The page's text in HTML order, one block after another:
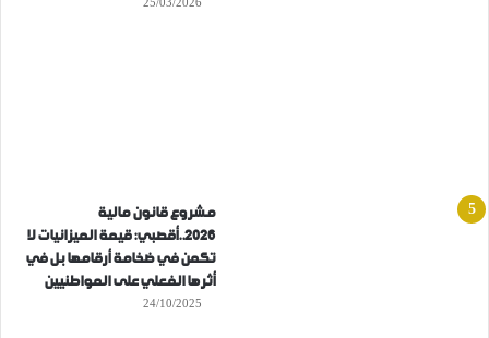
مشروع قانون مالية
2026..أقصبي: قيمة الميزانيات لا
تكمن في ضخامة أرقامها بل في
أثرها الفعلي على المواطنيين
24/10/2025